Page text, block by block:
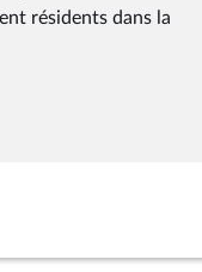
résidents dans la